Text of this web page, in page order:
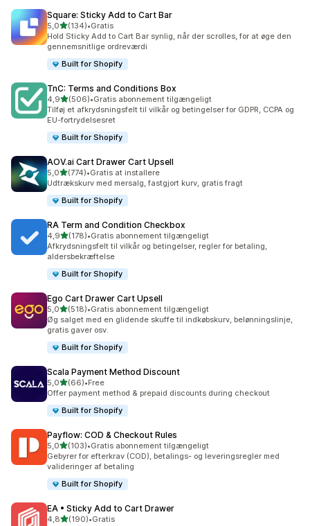
Square: Sticky Add to Cart Bar
5,0ud af 5 stjerner
(134)
134 anmeldelser i alt
•Gratis
Hold Sticky Add to Cart Bar synlig, når der scrolles, for at øge den
gennemsnitlige ordreværdi
Built for Shopify
TnC: Terms and Conditions Box
4,9ud af 5 stjerner
(506)
506 anmeldelser i alt
•Gratis abonnement tilgængeligt
Tilføj et afkrydsningsfelt til vilkår og betingelser for GDPR, CCPA og
EU-fortrydelsesret
Built for Shopify
AOV.ai Cart Drawer Cart Upsell
5,0ud af 5 stjerner
(774)
774 anmeldelser i alt
•Gratis at installere
Udtrækskurv med mersalg, fastgjort kurv, gratis fragt
Built for Shopify
RA Term and Condition Checkbox
4,9ud af 5 stjerner
(178)
178 anmeldelser i alt
•Gratis abonnement tilgængeligt
Afkrydsningsfelt til vilkår og betingelser, regler for betaling,
aldersbekræftelse
Built for Shopify
Ego Cart Drawer Cart Upsell
5,0ud af 5 stjerner
(518)
518 anmeldelser i alt
•Gratis abonnement tilgængeligt
Øg salget med en glidende skuffe til indkøbskurv, belønningslinje,
gratis gaver osv.
Built for Shopify
Scala Payment Method Discount
5,0ud af 5 stjerner
(66)
66 anmeldelser i alt
•Free
Offer payment method & prepaid discounts during checkout
Built for Shopify
Payflow: COD & Checkout Rules
5,0ud af 5 stjerner
(103)
103 anmeldelser i alt
•Gratis abonnement tilgængeligt
Gebyrer for efterkrav (COD), betalings- og leveringsregler med
valideringer af betaling
Built for Shopify
EA • Sticky Add to Cart Drawer
4,8ud af 5 stjerner
(190)
190 anmeldelser i alt
•Gratis